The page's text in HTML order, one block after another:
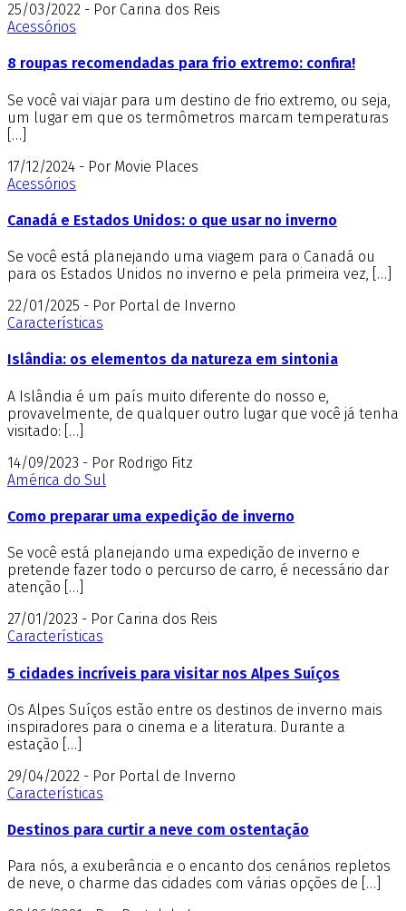
25/03/2022 - Por Carina dos Reis
Acessórios
8 roupas recomendadas para frio extremo: confira!
Se você vai viajar para um destino de frio extremo, ou seja,
um lugar em que os termômetros marcam temperaturas
[…]
17/12/2024 - Por Movie Places
Acessórios
Canadá e Estados Unidos: o que usar no inverno
Se você está planejando uma viagem para o Canadá ou
para os Estados Unidos no inverno e pela primeira vez, […]
22/01/2025 - Por Portal de Inverno
Características
Islândia: os elementos da natureza em sintonia
A Islândia é um país muito diferente do nosso e,
provavelmente, de qualquer outro lugar que você já tenha
visitado: […]
14/09/2023 - Por Rodrigo Fitz
América do Sul
Como preparar uma expedição de inverno
Se você está planejando uma expedição de inverno e
pretende fazer todo o percurso de carro, é necessário dar
atenção […]
27/01/2023 - Por Carina dos Reis
Características
5 cidades incríveis para visitar nos Alpes Suíços
Os Alpes Suíços estão entre os destinos de inverno mais
inspiradores para o cinema e a literatura. Durante a
estação […]
29/04/2022 - Por Portal de Inverno
Características
Destinos para curtir a neve com ostentação
Para nós, a exuberância e o encanto dos cenários repletos
de neve, o charme das cidades com várias opções de […]